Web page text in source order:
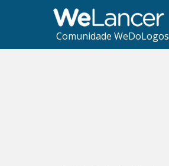
Comunidade WeDoLogos